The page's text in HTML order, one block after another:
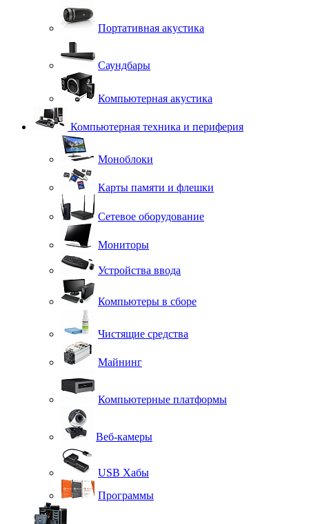
Портативная акустика
Саундбары
Компьютерная акустика
Компьютерная техника и периферия
Моноблоки
Карты памяти и флешки
Сетевое оборудование
Мониторы
Устройства ввода
Компьютеры в сборе
Чистящие средства
Майнинг
Компьютерные платформы
Веб-камеры
USB Хабы
Программы